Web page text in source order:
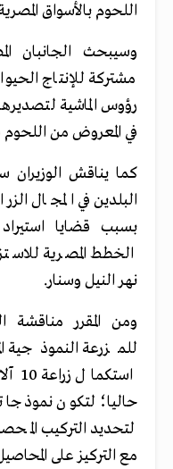
اللحوم بالأسواق
وسيبحث الجانبان
مشتركة للإنتاج
رؤوس الماشية
في المعروض من اللحوم
كما يناقش الوزيران
البلدين في المجال
بسبب قضايا
الخطط المصرية
نهر النيل وسنار.
ومن المقرر مناقشة
للمزرعة النموذجية
حاليا؛ لتكون
لتحديد التركيب
مع التركيز على